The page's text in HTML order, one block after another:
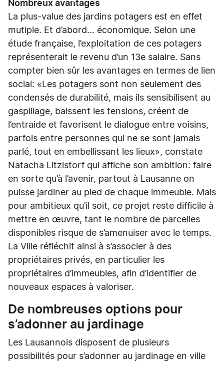
Nombreux avantages
La plus-value des jardins potagers est en effet
mutiple. Et d’abord… économique. Selon une
étude française, l’exploitation de ces potagers
représenterait le revenu d’un 13e salaire. Sans
compter bien sûr les avantages en termes de lien
social: «Les potagers sont non seulement des
condensés de durabilité, mais ils sensibilisent au
gaspillage, baissent les tensions, créent de
l’entraide et favorisent le dialogue entre voisins,
parfois entre personnes qui ne se sont jamais
parlé, tout en embellissant les lieux», constate
Natacha Litzistorf qui affiche son ambition: faire
en sorte qu’à l’avenir, partout à Lausanne on
puisse jardiner au pied de chaque immeuble. Mais
pour ambitieux qu’il soit, ce projet reste difficile à
mettre en œuvre, tant le nombre de parcelles
disponibles risque de s’amenuiser avec le temps.
La Ville réfléchit ainsi à s’associer à des
propriétaires privés, en particulier les
propriétaires d’immeubles, afin d’identifier de
nouveaux espaces à valoriser.
De nombreuses options pour
s’adonner au jardinage
Les Lausannois disposent de plusieurs
possibilités pour s’adonner au jardinage en ville